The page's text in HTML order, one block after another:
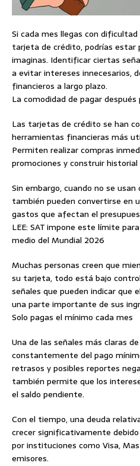
Si cada mes llegas con
tarjeta de crédito, podrías estar
imaginas. Identificar ciertas
a evitar intereses innecesarios,
financieros a largo plazo.
La comodidad de pagar después
Las tarjetas de crédito se han
herramientas financieras más
Permiten realizar compras
promociones y construir historial
Sin embargo, cuando no se
también pueden convertirse en
gastos que afectan el
LEE: SAT impone este límite
medio del Mundial 2026
Muchas personas creen que
su tarjeta, todo está bajo
señales que pueden indicar que
una parte importante de sus
Solo pagas el mínimo cada mes
Una de las señales más claras
constantemente del pago
retrasos y posibles reportes
también permite que los
el saldo pendiente.
Con el tiempo, una deuda
crecer significativamente
por instituciones como Visa,
emisores.